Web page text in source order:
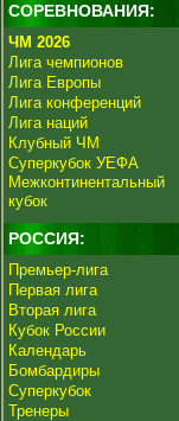
СОРЕВНОВАНИЯ:
ЧМ 2026
Лига чемпионов
Лига Европы
Лига конференций
Лига наций
Клубный ЧМ
Суперкубок УЕФА
Межконтинентальный
кубок
РОССИЯ:
Премьер-лига
Первая лига
Вторая лига
Кубок России
Календарь
Бомбардиры
Суперкубок
Тренеры